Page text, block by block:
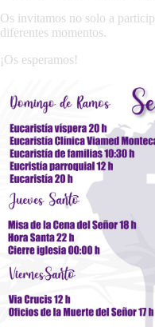
Os invitamos no solo a
diferentes momentos.
¡Os esperamos!